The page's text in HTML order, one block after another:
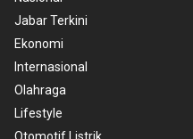
Jabar Terkini
Ekonomi
Internasional
Olahraga
Lifestyle